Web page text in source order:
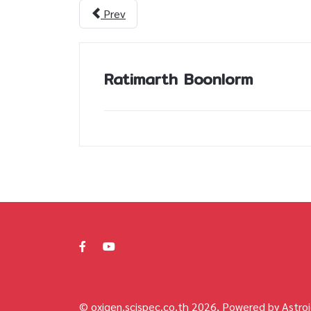
Prev
Ratimarth Boonlorm
© oxigen.scispec.co.th 2026, Powered by